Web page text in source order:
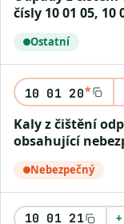
čísly 10 01 05, 10
Ostatní
10 01 20*
Kaly z čištění odpadních vod v místě jejich vzniku
obsahující
Nebezpečný
10 01 21